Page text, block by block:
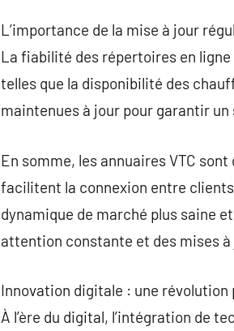
L’importance de la mise à jour
La fiabilité des répertoires en
telles que la disponibilité des
maintenues à jour pour garantir
En somme, les annuaires VTC
facilitent la connexion entre
dynamique de marché plus saine
attention constante et des mises
Innovation digitale : une révolution
À l’ère du digital, l’intégration de